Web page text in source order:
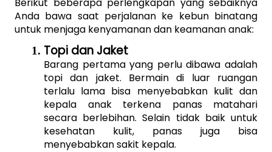
Berikut beberapa perlengkapan yang sebaiknya
Anda bawa saat perjalanan ke kebun binatang
untuk menjaga kenyamanan dan keamanan anak:
Topi dan Jaket
Barang pertama yang perlu dibawa adalah
topi dan jaket. Bermain di luar ruangan
terlalu lama bisa menyebabkan kulit dan
kepala anak terkena panas matahari
secara berlebihan. Selain tidak baik untuk
kesehatan kulit, panas juga bisa
menyebabkan sakit kepala.